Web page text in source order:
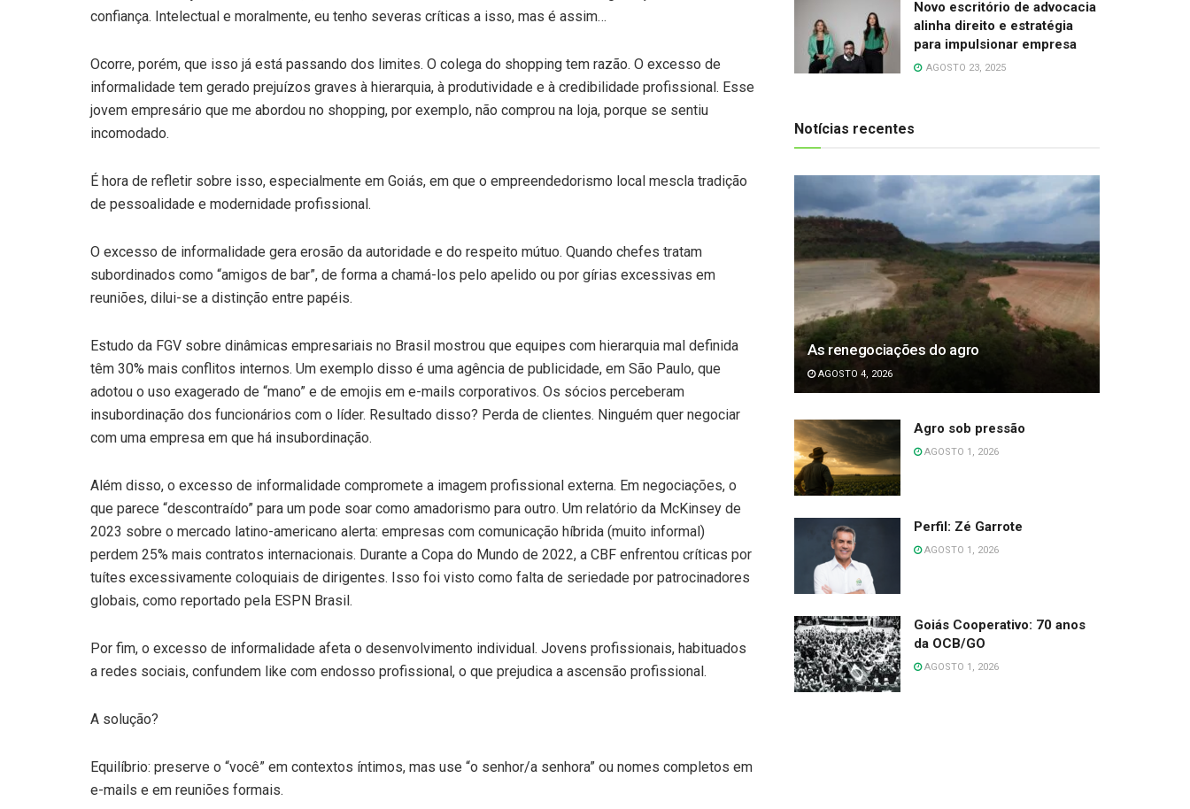
confiança. Intelectual e moralmente, eu tenho severas críticas a isso, mas é assim…
Ocorre, porém, que isso já está passando dos limites. O colega do shopping tem razão. O excesso de
informalidade tem gerado prejuízos graves à hierarquia, à produtividade e à credibilidade profissional. Esse
jovem empresário que me abordou no shopping, por exemplo, não comprou na loja, porque se sentiu
incomodado.
É hora de refletir sobre isso, especialmente em Goiás, em que o empreendedorismo local mescla tradição
de pessoalidade e modernidade profissional.
O excesso de informalidade gera erosão da autoridade e do respeito mútuo. Quando chefes tratam
subordinados como “amigos de bar”, de forma a chamá-los pelo apelido ou por gírias excessivas em
reuniões, dilui-se a distinção entre papéis.
Estudo da FGV sobre dinâmicas empresariais no Brasil mostrou que equipes com hierarquia mal definida
têm 30% mais conflitos internos. Um exemplo disso é uma agência de publicidade, em São Paulo, que
adotou o uso exagerado de “mano” e de emojis em e-mails corporativos. Os sócios perceberam
insubordinação dos funcionários com o líder. Resultado disso? Perda de clientes. Ninguém quer negociar
com uma empresa em que há insubordinação.
Além disso, o excesso de informalidade compromete a imagem profissional externa. Em negociações, o
que parece “descontraído” para um pode soar como amadorismo para outro. Um relatório da McKinsey de
2023 sobre o mercado latino-americano alerta: empresas com comunicação híbrida (muito informal)
perdem 25% mais contratos internacionais. Durante a Copa do Mundo de 2022, a CBF enfrentou críticas por
tuítes excessivamente coloquiais de dirigentes. Isso foi visto como falta de seriedade por patrocinadores
globais, como reportado pela ESPN Brasil.
Por fim, o excesso de informalidade afeta o desenvolvimento individual. Jovens profissionais, habituados
a redes sociais, confundem like com endosso profissional, o que prejudica a ascensão profissional.
A solução?
Equilíbrio: preserve o “você” em contextos íntimos, mas use “o senhor/a senhora” ou nomes completos em
e-mails e em reuniões formais.
Novo escritório de advocacia
alinha direito e estratégia
para impulsionar empresa
AGOSTO 23, 2025
Notícias recentes
As renegociações do agro
AGOSTO 4, 2026
Agro sob pressão
AGOSTO 1, 2026
Perfil: Zé Garrote
AGOSTO 1, 2026
Goiás Cooperativo: 70 anos
da OCB/GO
AGOSTO 1, 2026